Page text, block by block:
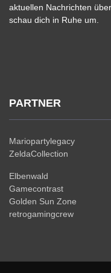
aktuellen Nachrichten
schau dich in Ruhe um.
PARTNER
Mariopartylegacy
ZeldaCollection
Elbenwald
Gamecontrast
Golden Sun Zone
retrogamingcrew